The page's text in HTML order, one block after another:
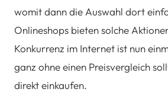
womit dann die Auswahl dort
Onlineshops bieten solche
Konkurrenz im Internet ist nun
ganz ohne einen Preisvergleich
direkt einkaufen.